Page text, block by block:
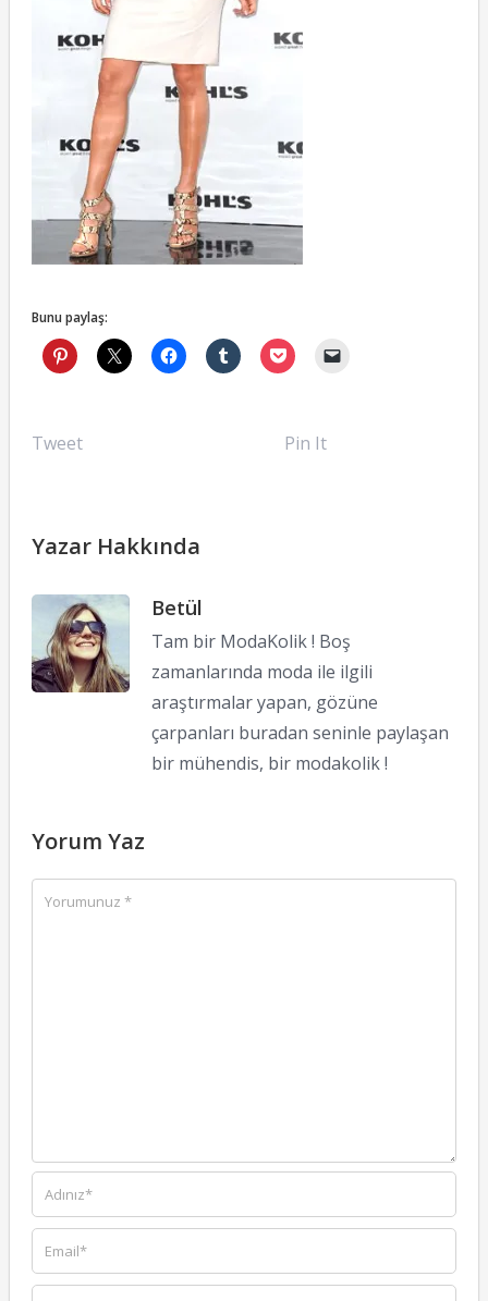
Bunu paylaş:
Tweet Pin It
Yazar Hakkında
Betül
Tam bir ModaKolik ! Boş
zamanlarında moda ile ilgili
araştırmalar yapan, gözüne
çarpanları buradan seninle paylaşan
bir mühendis, bir modakolik !
Yorum Yaz